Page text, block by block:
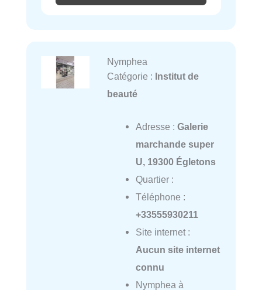
Nymphea
Catégorie : Institut de
beauté
Adresse : Galerie
marchande super
U, 19300 Égletons
Quartier :
Téléphone :
+33555930211
Site internet :
Aucun site internet
connu
Nymphea à